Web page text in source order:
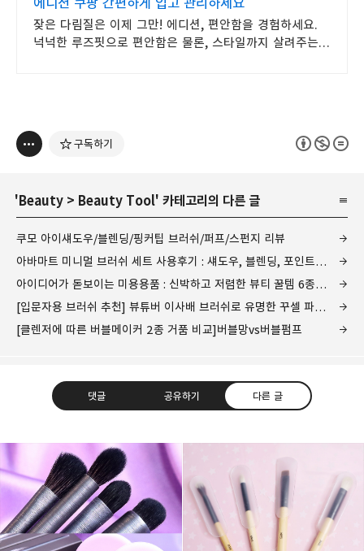
잦은 다림질은 이제 그만! 에디션, 편안함을 경험하세요.
넉넉한 루즈핏으로 편안함은 물론, 스타일까지 살려주는
구독하기
'Beauty > Beauty Tool' 카테고리의 다른 글
쿠모 아이섀도우/블렌딩/핑커팁 브러쉬/퍼프/스펀지 리뷰
아바마트 미니멀 브러쉬 세트 사용후기 : 섀도우, 블렌딩, 포인트, 라이너 브러쉬
아이디어가 돋보이는 미용용품 : 신박하고 저렴한 뷰티 꿀템 6종 모음
[입문자용 브러쉬 추천] 뷰튜버 이사배 브러쉬로 유명한 꾸셀 파데 브러시
[클렌저에 따른 버블메이커 2종 거품 비교]버블망vs버블펌프
댓글 공유하기 다른 글
그녀는 예뻤다
몸도 마음도 모두 예뻐지기 위한 그녀의 영혼을 갈아만든
블로그
구독하기 카카오톡 라인